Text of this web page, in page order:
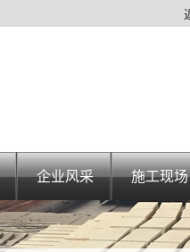
企业风采 施工现场